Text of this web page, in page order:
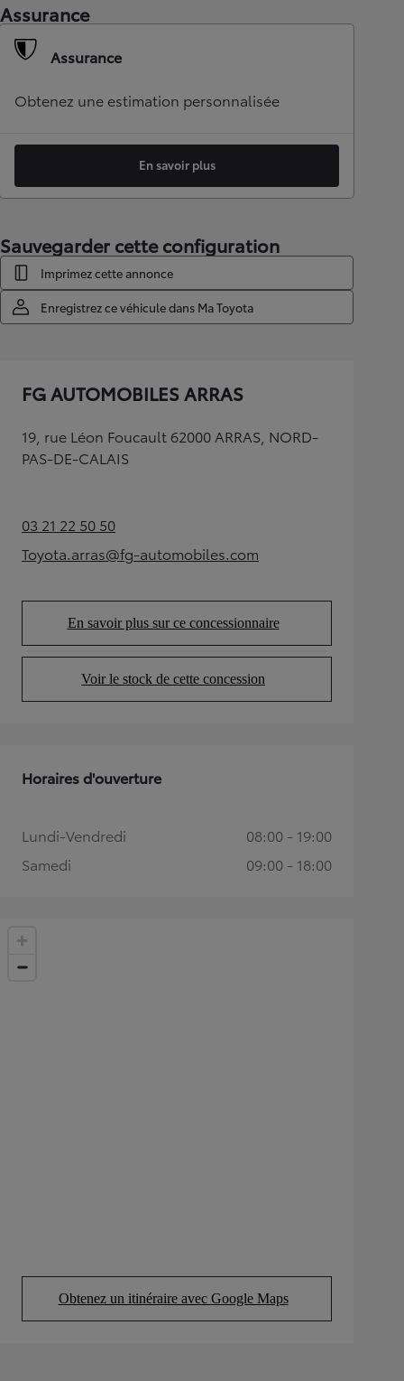
Assurance
Assurance
Obtenez une estimation personnalisée
En savoir plus
Sauvegarder cette configuration
Imprimez cette annonce
Enregistrez ce véhicule dans Ma Toyota
FG AUTOMOBILES ARRAS
19, rue Léon Foucault 62000 ARRAS, NORD-
PAS-DE-CALAIS
03 21 22 50 50(Opens in new tab)
Toyota.arras@fg-automobiles.com
(Opens in new tab)
En savoir plus sur ce concessionnaire
(Opens in new tab)
Voir le stock de cette concession
(Opens in new tab)
Obtenez un itinéraire avec Google Maps
(Opens in new tab)
Horaires d'ouverture
Lundi-Vendredi
08:00 - 19:00
Samedi
09:00 - 18:00